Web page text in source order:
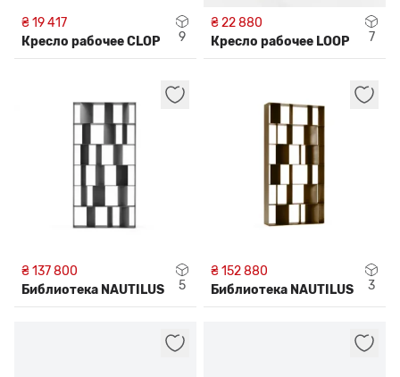
₴ 19 417
Кресло рабочее CLOP
9
₴ 22 880
Кресло рабочее LOOP
7
₴ 137 800
Библиотека NAUTILUS
5
₴ 152 880
Библиотека NAUTILUS
3